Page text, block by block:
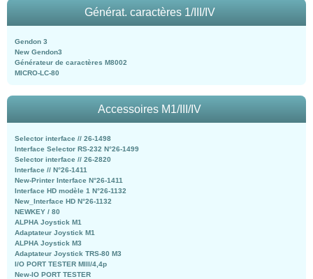
Générat. caractères 1/III/IV
Gendon 3
New Gendon3
Générateur de caractères M8002
MICRO-LC-80
Accessoires M1/III/IV
Selector interface // 26-1498
Interface Selector RS-232 N°26-1499
Selector interface // 26-2820
Interface // N°26-1411
New-Printer Interface N°26-1411
Interface HD modèle 1 N°26-1132
New_Interface HD N°26-1132
NEWKEY / 80
ALPHA Joystick M1
Adaptateur Joystick M1
ALPHA Joystick M3
Adaptateur Joystick TRS-80 M3
I/O PORT TESTER MIII/4,4p
New-IO PORT TESTER